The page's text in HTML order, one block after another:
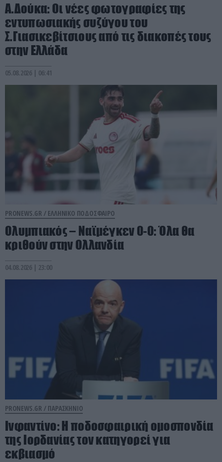
Α.Δούκα: Οι νέες φωτογραφίες της
εντυπωσιακής συζύγου του
Σ.Γιασικεβίτσιους από τις διακοπές τους
στην Ελλάδα
05.08.2026 | 06:41
PRONEWS.GR / ΕΛΛΗΝΙΚΟ ΠΟΔΟΣΦΑΙΡΟ
Ολυμπιακός – Ναϊμέγκεν 0-0: Όλα θα
κριθούν στην Ολλανδία
04.08.2026 | 23:00
PRONEWS.GR / ΠΑΡΑΣΚΗΝΙΟ
Ινφαντίνο: Η ποδοσφαιρική ομοσπονδία
της Ιορδανίας τον κατηγορεί για
εκβιασμό